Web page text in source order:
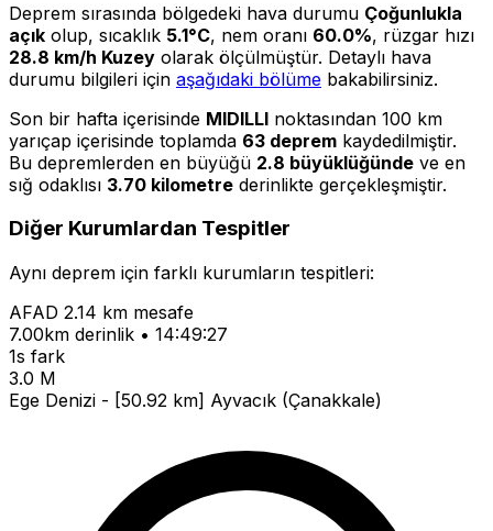
Deprem sırasında bölgedeki hava durumu Çoğunlukla
açık olup, sıcaklık 5.1°C, nem oranı 60.0%, rüzgar hızı
28.8 km/h Kuzey olarak ölçülmüştür. Detaylı hava
durumu bilgileri için aşağıdaki bölüme bakabilirsiniz.
Son bir hafta içerisinde MIDILLI noktasından 100 km
yarıçap içerisinde toplamda 63 deprem kaydedilmiştir.
Bu depremlerden en büyüğü 2.8 büyüklüğünde ve en
sığ odaklısı 3.70 kilometre derinlikte gerçekleşmiştir.
Diğer Kurumlardan Tespitler
Aynı deprem için farklı kurumların tespitleri:
AFAD 2.14 km mesafe
7.00km derinlik • 14:49:27
1s fark
3.0 M
Ege Denizi - [50.92 km] Ayvacık (Çanakkale)